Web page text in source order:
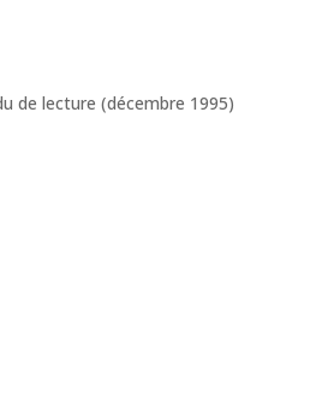
de lecture (décembre 1995)